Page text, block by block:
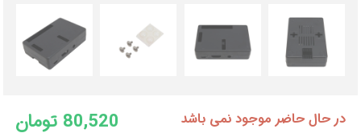
80,520 تومان در حال حاضر موجود نمی باشد